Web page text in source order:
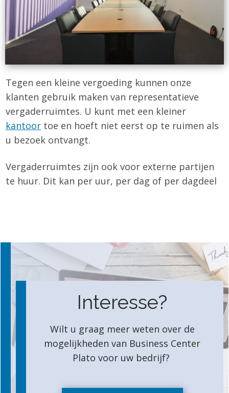
Tegen een kleine vergoeding kunnen onze
klanten gebruik maken van representatieve
vergaderruimtes. U kunt met een kleiner
kantoor toe en hoeft niet eerst op te ruimen als
u bezoek ontvangt.
Vergaderruimtes zijn ook voor externe partijen
te huur. Dit kan per uur, per dag of per dagdeel
Interesse?
Wilt u graag meer weten over de
mogelijkheden van Business Center
Plato voor uw bedrijf?